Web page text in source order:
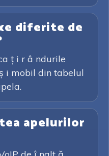
diferite de
ț i r â ndurile
i mobil din tabelul
apelurilor